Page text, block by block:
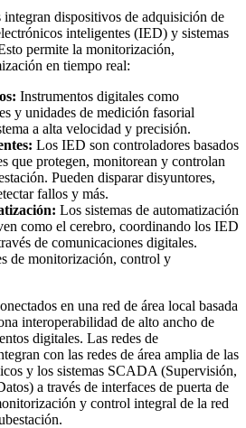
integran dispositivos de adquisición de
inteligentes (IED) y sistemas
permite la monitorización,
en tiempo real:
Instrumentos digitales como
y unidades de medición fasorial
a alta velocidad y precisión.
Los IED son controladores basados
que protegen, monitorean y controlan
Pueden disparar disyuntores,
fallos y más.
Los sistemas de automatización
como el cerebro, coordinando los IED
de comunicaciones digitales.
de monitorización, control y
en una red de área local basada
interoperabilidad de alto ancho de
digitales. Las redes de
con las redes de área amplia de las
y los sistemas SCADA (Supervisión,
a través de interfaces de puerta de
y control integral de la red